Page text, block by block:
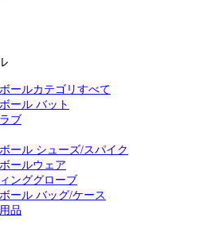
ールカテゴリすべて
ール バット
ブ
ール シューズ/スパイク
ールウェア
ンググローブ
ール バッグ/ケース
品